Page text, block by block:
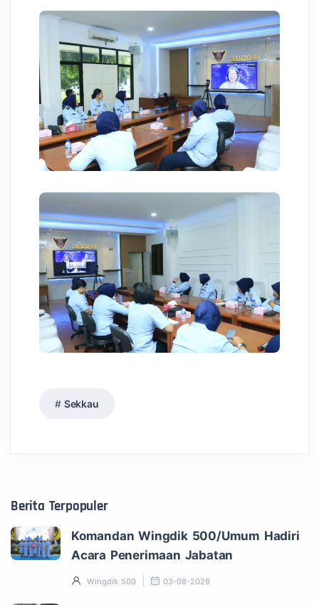
Sekkau
Berita Terpopuler
Komandan Wingdik 500/Umum Hadiri
Acara Penerimaan Jabatan
Wingdik 500 03-08-2026